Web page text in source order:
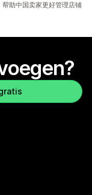
助中国卖家更好管理店铺